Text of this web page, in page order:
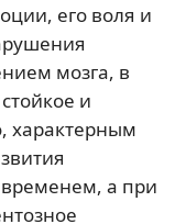
его воля и
мозга, в
и
характерным
временем, а при